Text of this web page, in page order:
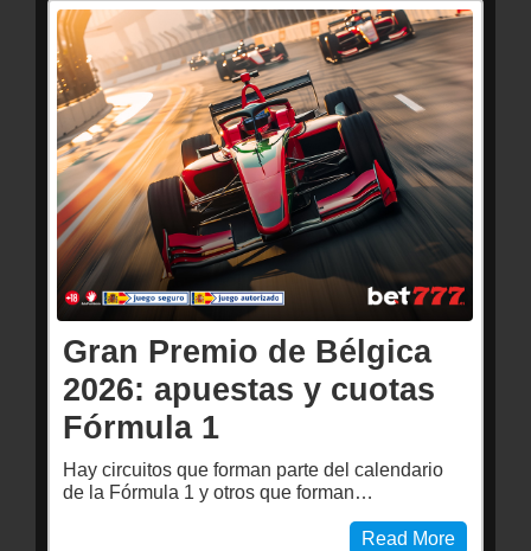
Gran Premio de Bélgica
2026: apuestas y cuotas
Fórmula 1
Hay circuitos que forman parte del calendario
de la Fórmula 1 y otros que forman…
Read More